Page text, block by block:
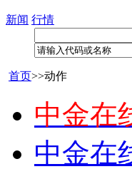
新闻 行情
首页>>动作
中金在
中金在